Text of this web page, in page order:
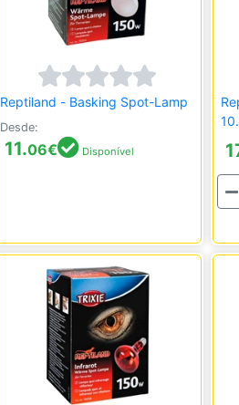
Reptiland - Basking Spot-Lamp
Desde:
11.06€ Disponível